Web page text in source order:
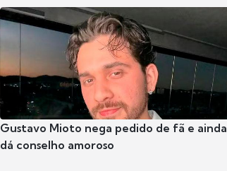
Gustavo Mioto nega pedido de fã e ainda
dá conselho amoroso